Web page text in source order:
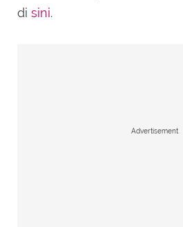
di sini.
Advertisement